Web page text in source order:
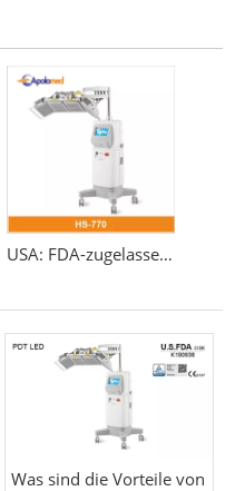
USA: FDA-zugelassenes PDT-LED-Therapiegerät
Was sind die Vorteile von